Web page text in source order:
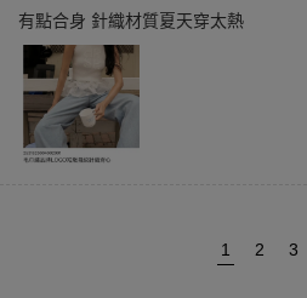
有點合身 針織材質夏天穿太熱
1 2 3